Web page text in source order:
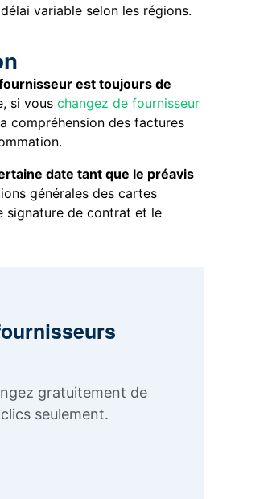
variable selon les régions.
est toujours de
si vouschangez de fournisseur
des factures
date tant que le préavis
générales des cartes
signature de contrat et le
gratuitement de
seulement.